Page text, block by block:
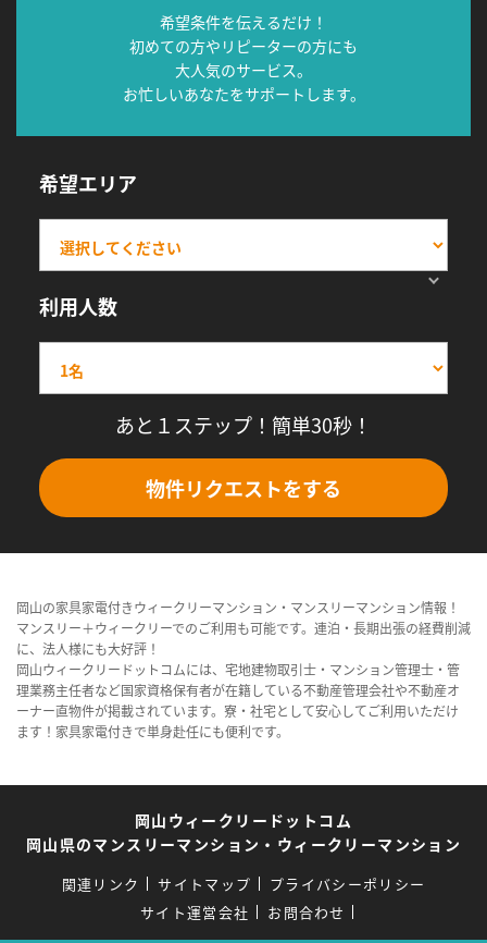
希望条件を伝えるだけ！
初めての方やリピーターの方にも
大人気のサービス。
お忙しいあなたをサポートします。
希望エリア
利用人数
あと１ステップ！簡単30秒！
物件リクエストをする
岡山の家具家電付きウィークリーマンション・マンスリーマンション情報！
マンスリー＋ウィークリーでのご利用も可能です。連泊・長期出張の経費削減
に、法人様にも大好評！
岡山ウィークリードットコムには、宅地建物取引士・マンション管理士・管
理業務主任者など国家資格保有者が在籍している不動産管理会社や不動産オ
ーナー直物件が掲載されています。寮・社宅として安心してご利用いただけ
ます！家具家電付きで単身赴任にも便利です。
岡山ウィークリードットコム
岡山県のマンスリーマンション・ウィークリーマンション
関連リンク サイトマップ
プライバシーポリシー
サイト運営会社
お問合わせ